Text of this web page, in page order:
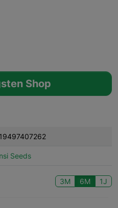
Shop
Seeds
3M 6M 1J